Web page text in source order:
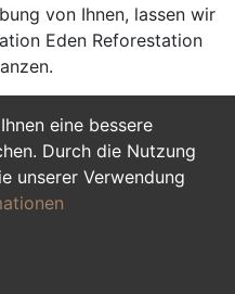
eine bessere
Durch die Nutzung
unserer Verwendung
von Ihnen, lassen wir
Eden Reforestation